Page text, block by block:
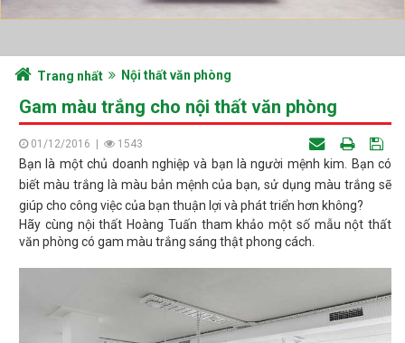
Trang nhất Nội thất văn phòng
Gam màu trắng cho nội thất văn phòng
01/12/2016 1543
Bạn là một chủ doanh nghiệp và bạn là người mệnh kim. Bạn có
biết màu trắng là màu bản mệnh của bạn, sử dụng màu trắng sẽ
giúp cho công việc của bạn thuận lợi và phát triển hơn không?
Hãy cùng nội thất Hoàng Tuấn tham khảo một số mẫu nột thất
văn phòng có gam màu trắng sáng thật phong cách.